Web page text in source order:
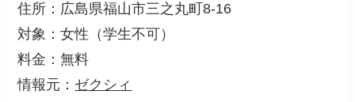
住所：広島県福山市三之丸町8-16
対象：女性（学生不可）
料金：無料
情報元： ゼクシィ